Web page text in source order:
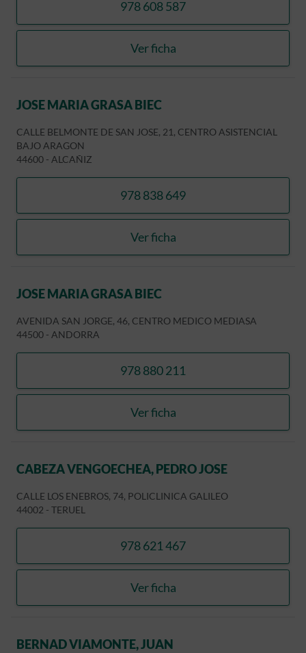
978 608 587
llamar JOSE MARIA GRASA
Ver ficha
JOSE MARIA GRASA BIEC
JOSE MARIA GRASA BIEC
CALLE BELMONTE DE SAN JOSE, 21, CENTRO ASISTENCIAL
BAJO ARAGON
44600 - ALCAÑIZ
978 838 649
llamar JOSE MARIA GRASA
Ver ficha
JOSE MARIA GRASA BIEC
JOSE MARIA GRASA BIEC
AVENIDA SAN JORGE, 46, CENTRO MEDICO MEDIASA
44500 - ANDORRA
978 880 211
llamar JOSE MARIA GRASA
Ver ficha
JOSE MARIA GRASA BIEC
CABEZA VENGOECHEA, PEDRO JOSE
CALLE LOS ENEBROS, 74, POLICLINICA GALILEO
44002 - TERUEL
978 621 467
llamar CABEZA
Ver ficha
CABEZA VENGOECHEA,
BERNAD VIAMONTE, JUAN